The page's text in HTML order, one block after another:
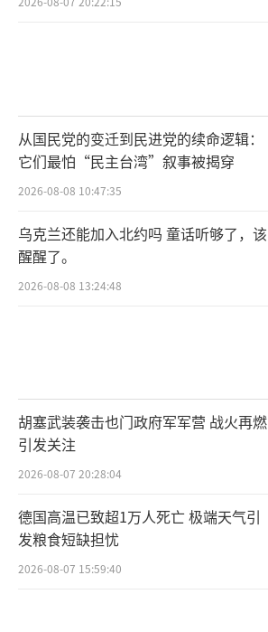
从国民党的变迁到民进党的续命逻辑：
它们最怕“民主台湾”叙事被揭穿
2026-08-08 10:47:35
乌克兰还能加入北约吗 童话听够了，该
醒醒了。
2026-08-08 13:24:48
胡塞武装袭击也门政府军军营 战火再燃
引发关注
2026-08-07 20:28:04
德国高温已致超1万人死亡 极端天气引
发粮食短缺担忧
2026-08-07 15:59:40